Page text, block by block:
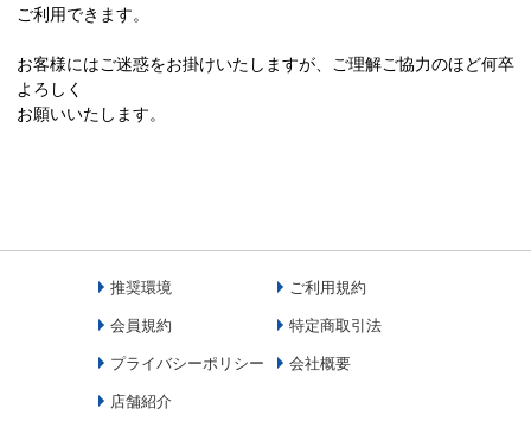
ご利用できます。
お客様にはご迷惑をお掛けいたしますが、ご理解ご協力のほど何卒
よろしく
お願いいたします。
推奨環境 ご利用規約
会員規約 特定商取引法
プライバシーポリシー 会社概要
店舗紹介